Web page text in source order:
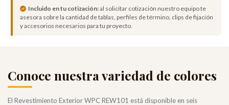
Incluido en tu cotización:al solicitar cotización nuestro equipo te
asesora sobre la cantidad de tablas, perfiles de término, clips de fijación
y accesorios necesarios para tu proyecto.
Conoce nuestra variedad de colores
El Revestimiento Exterior WPC REW101 está disponible en seis